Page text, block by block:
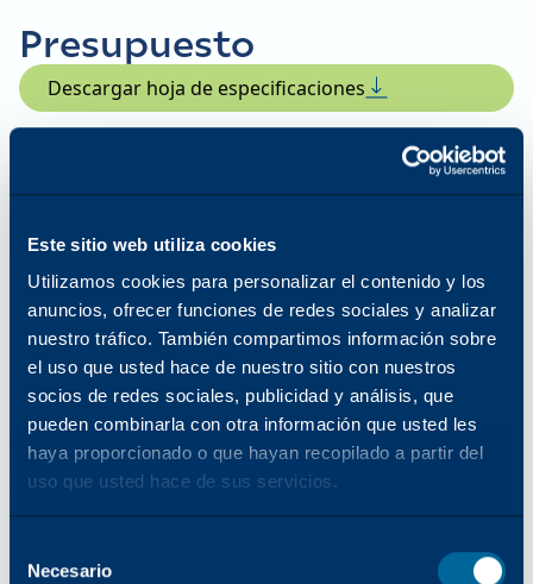
Este sitio web utiliza cookies
Utilizamos cookies para personalizar el contenido y los
anuncios, ofrecer funciones de redes sociales y analizar
nuestro tráfico. También compartimos información sobre
el uso que usted hace de nuestro sitio con nuestros
socios de redes sociales, publicidad y análisis, que
pueden combinarla con otra información que usted les
haya proporcionado o que hayan recopilado a partir del
uso que usted hace de sus servicios.
delNecesario
Presupuesto
Descargar hoja de especificaciones
Función de impresión
Resolución de impresión mejorada
1200 × 1200 ppp
Capacidad de papel estándar
(estándar/máxima)
520/5190